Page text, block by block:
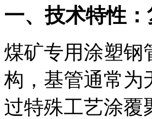
一、技术特性
煤矿专用涂塑钢
构，基管通常为
过特殊工艺涂覆